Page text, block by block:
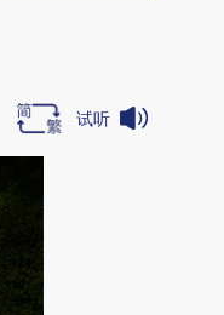
试听